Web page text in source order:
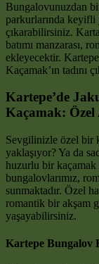
Bungalovunuzdan
parkurlarında keyifli
çıkarabilirsiniz.
batımı manzarası,
ekleyecektir.
Kaçamak’ın tadını
Kartepe’de
Kaçamak: Özel
Sevgilinizle özel bir
yaklaşıyor? Ya da
huzurlu bir kaçamak
bungalovlarımız,
sunmaktadır. Özel
romantik bir akşam
yaşayabilirsiniz.
Kartepe Bungalov